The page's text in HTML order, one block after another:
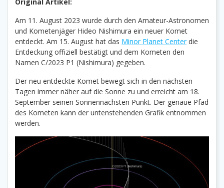
Am 11. August 2023 wurde durch den Amateur-Astronomen
und Kometenjäger Hideo Nishimura ein neuer Komet
entdeckt. Am 15. August hat das Minor Planet Centerdie
Entdeckung offiziell bestätigt und dem Kometen den
Namen C/2023 P1 (Nishimura) gegeben.
Der neu entdeckte Komet bewegt sich in den nächsten
Tagen immer näher auf die Sonne zu und erreicht am 18.
September seinen Sonnennächsten Punkt. Der genaue Pfad
des Kometen kann der untenstehenden Grafik entnommen
werden.